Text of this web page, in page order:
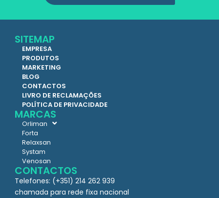
SITEMAP
EMPRESA
PRODUTOS
MARKETING
BLOG
CONTACTOS
LIVRO DE RECLAMAÇÕES
POLÍTICA DE PRIVACIDADE
MARCAS
Orliman
Forta
Relaxsan
Systam
Venosan
CONTACTOS
Telefones: (+351) 214 262 939
chamada para rede fixa nacional